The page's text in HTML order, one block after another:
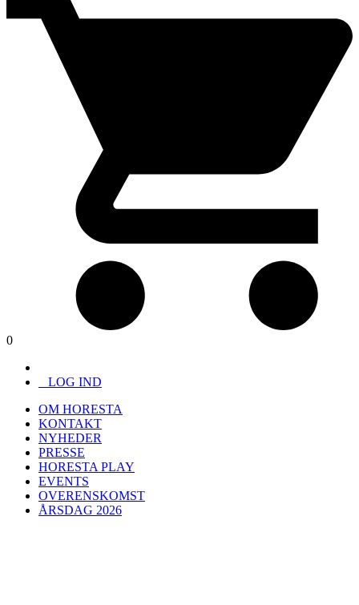
0
LOG IND
OM HORESTA
KONTAKT
NYHEDER
PRESSE
HORESTA PLAY
EVENTS
OVERENSKOMST
ÅRSDAG 2026